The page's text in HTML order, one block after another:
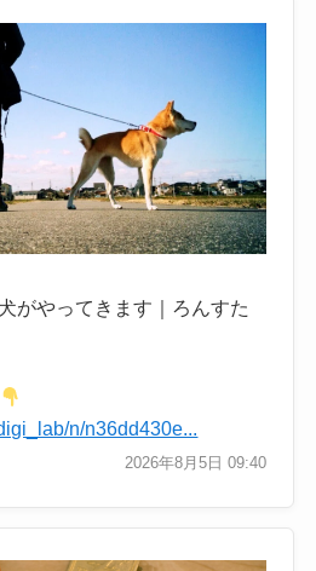
がやってきます｜ろんすた
n/n36dd430e...
2026年8月5日 09:40